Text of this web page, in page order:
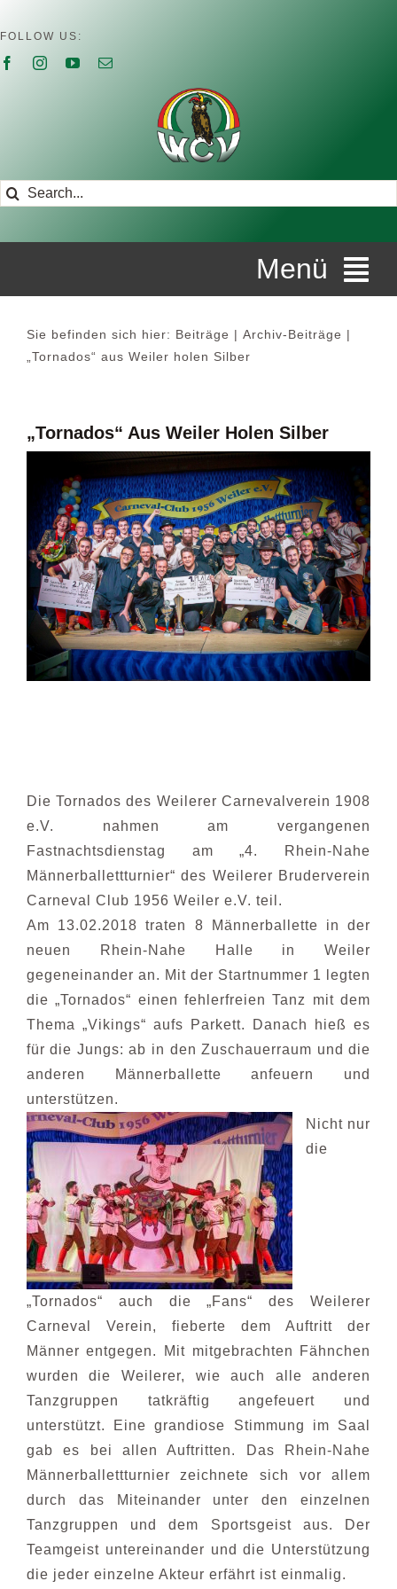
Inhalt
springen
FOLLOW US:
Menü
VERANSTALTUNGEN
DIE AKTIVEN
BILDER
Sie befinden sich hier: Beiträge
Archiv-Beiträge
„Tornados“ aus Weiler holen Silber
„Tornados“ Aus Weiler Holen Silber
Die Tornados des Weilerer Carnevalverein 1908
e.V. nahmen am vergangenen
Fastnachtsdienstag am „4. Rhein-Nahe
Männerballettturnier“ des Weilerer Bruderverein
Carneval Club 1956 Weiler e.V. teil.
Am 13.02.2018 traten 8 Männerballette in der
neuen Rhein-Nahe Halle in Weiler
gegeneinander an. Mit der Startnummer 1 legten
die „Tornados“ einen fehlerfreien Tanz mit dem
Thema „Vikings“ aufs Parkett. Danach hieß es
für die Jungs: ab in den Zuschauerraum und die
anderen Männerballette anfeuern und
unterstützen.
Nicht nur
die
„Tornados“ auch die „Fans“ des Weilerer
Carneval Verein, fieberte dem Auftritt der
Männer entgegen. Mit mitgebrachten Fähnchen
wurden die Weilerer, wie auch alle anderen
Tanzgruppen tatkräftig angefeuert und
unterstützt. Eine grandiose Stimmung im Saal
gab es bei allen Auftritten. Das Rhein-Nahe
Männerballettturnier zeichnete sich vor allem
durch das Miteinander unter den einzelnen
Tanzgruppen und dem Sportsgeist aus. Der
Teamgeist untereinander und die Unterstützung
die jeder einzelne Akteur erfährt ist einmalig.